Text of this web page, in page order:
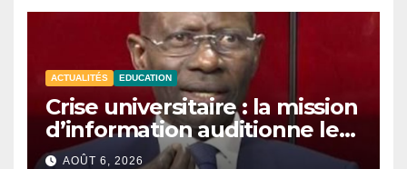
ACTUALITÉS EDUCATION
Crise universitaire : la mission
d’information auditionne le
ministre Boubacar Camara.
AOÛT 6, 2026